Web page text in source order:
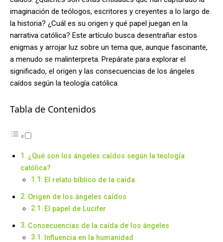
imaginación de teólogos, escritores y creyentes a lo largo de
la historia? ¿Cuál es su origen y qué papel juegan en la
narrativa católica? Este artículo busca desentrañar estos
enigmas y arrojar luz sobre un tema que, aunque fascinante,
a menudo se malinterpreta. Prepárate para explorar el
significado, el origen y las consecuencias de los ángeles
caídos según la teología católica.
Tabla de Contenidos
¿Qué son los ángeles caídos según la teología
católica?
El relato bíblico de la caída
Origen de los ángeles caídos
El papel de Lucifer
Consecuencias de la caída de los ángeles
Influencia en la humanidad